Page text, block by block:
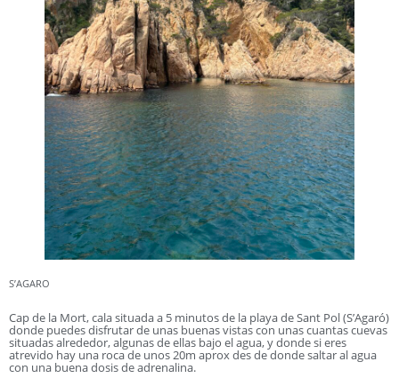
S’AGARO
Cap de la Mort, cala situada a 5 minutos de la playa de Sant Pol (S’Agaró)
donde puedes disfrutar de unas buenas vistas con unas cuantas cuevas
situadas alrededor, algunas de ellas bajo el agua, y donde si eres
atrevido hay una roca de unos 20m aprox des de donde saltar al agua
con una buena dosis de adrenalina.